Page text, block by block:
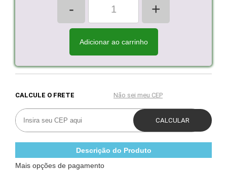
- +
Adicionar ao carrinho
Descrição do Produto
Mais opções de pagamento